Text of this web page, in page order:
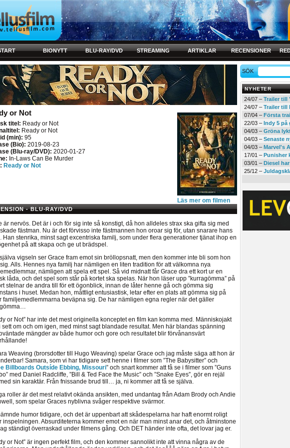
BIONYTT BLU-RAY/DVD STREAMING ARTIKLAR RECENSIONER
or Not
Läs mer om filmen
titel: Ready or Not
Ready or Not
(min): 95
(Bio): 2019-08-23
(Blu-ray/DVD): 2020-01-27
In-Laws Can Be Murder
Ready or Not
- BLU-RAY/DVD
är nervös. Det är i och för sig inte så konstigt, då hon alldeles strax ska gifta sig med
fästman. Nu är det förvisso inte fästmannen hon oroar sig för, utan snarare hans
Han stenrika, minst sagt excentriska familj, som under flera generationer tjänat ihop en
på att skapa och ge ut brädspel.
vigseln ser Grace fram emot sin bröllopsnatt, men den kommer inte bli som hon
Alls. Hennes nya familj har nämligen en liten tradition för att välkomna nya
nämligen att spela ett spel. Så vid midnatt får Grace dra ett kort ur en
låda, och det spel som står på kortet ska spelas. När hon läser upp ”kurragömma” på
stelnar de andra till för ett ögonblick, innan de låter henne gå och gömma sig
i huset. Medan hon, måttligt entusiastisk, letar efter en plats att gömma sig på
familjemedlemmarna beväpna sig. De har nämligen egna regler när det gäller
or Not” har inte det mest originella konceptet en film kan komma med. Människojakt
sett om och om igen, med minst sagt blandade resultat. Men här blandas spänning
mängder av både humor och gore och resultatet blir förvånansvärt
Weaving (brorsdotter till Hugo Weaving) spelar Grace och jag måste säga att hon är
Samara, som vi har tidigare sett henne i filmer som ”The Babysitter” och
Billboards Outsíde Ebbing, Missouri” och snart kommer att få se i filmer som ”Guns
med Daniel Radcliffe, ”Bill & Ted Face the Music” och ”Snake Eyes”, gör en rejäl
sin karaktär. Från fnissande brud till… ja, ni kommer att få se själva.
roller är det mest relativt okända ansikten, med undantag från Adam Brody och Andie
som spelar Graces nyblivna svåger respektive svärmor.
humor tidigare, och det är uppenbart att skådespelarna har haft enormt roligt
inspelningen. Absurditeterna kommer emot en när man minst anar det, och åtminstone
ständigt överraskad under filmens gång. Och DET händer inte ofta, det lovar jag er.
or Not” är ingen perfekt film, och den kommer sannolikt inte att vinna några av de
SÖK
NYHETER
24/07 –Trailer till
24/07 –Trailer till
07/04 –Första
22/03 –Indy 5 på
04/03 –Gröna
04/03 –Senaste
04/03 –Marvel's
17/01 –Punisher
03/01 –Diesel
25/12 –